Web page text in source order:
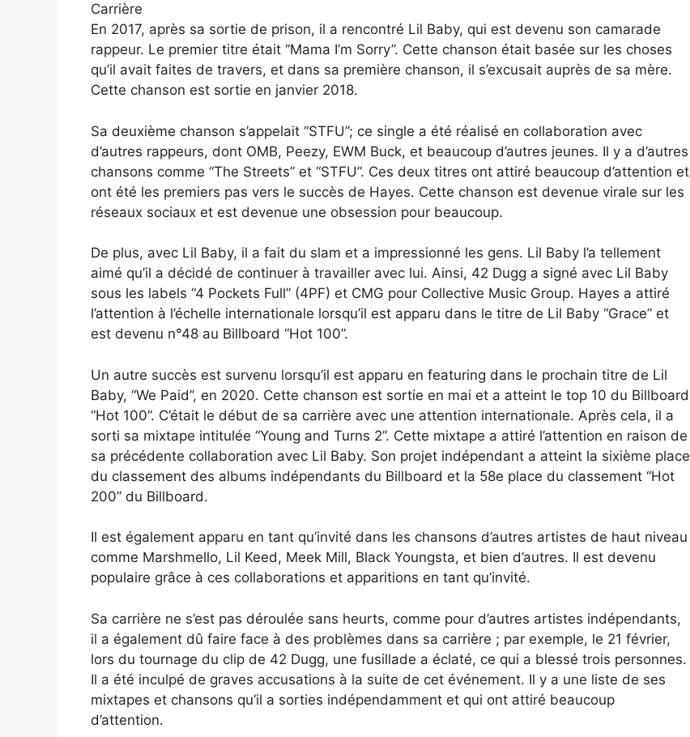
Carrière
En 2017, après sa sortie de prison, il a rencontré Lil Baby, qui est devenu son camarade
rappeur. Le premier titre était “Mama I’m Sorry”. Cette chanson était basée sur les choses
qu’il avait faites de travers, et dans sa première chanson, il s’excusait auprès de sa mère.
Cette chanson est sortie en janvier 2018.
Sa deuxième chanson s’appelait “STFU”; ce single a été réalisé en collaboration avec
d’autres rappeurs, dont OMB, Peezy, EWM Buck, et beaucoup d’autres jeunes. Il y a d’autres
chansons comme “The Streets” et “STFU”. Ces deux titres ont attiré beaucoup d’attention et
ont été les premiers pas vers le succès de Hayes. Cette chanson est devenue virale sur les
réseaux sociaux et est devenue une obsession pour beaucoup.
De plus, avec Lil Baby, il a fait du slam et a impressionné les gens. Lil Baby l’a tellement
aimé qu’il a décidé de continuer à travailler avec lui. Ainsi, 42 Dugg a signé avec Lil Baby
sous les labels “4 Pockets Full” (4PF) et CMG pour Collective Music Group. Hayes a attiré
l’attention à l’échelle internationale lorsqu’il est apparu dans le titre de Lil Baby “Grace” et
est devenu n°48 au Billboard “Hot 100”.
Un autre succès est survenu lorsqu’il est apparu en featuring dans le prochain titre de Lil
Baby, “We Paid”, en 2020. Cette chanson est sortie en mai et a atteint le top 10 du Billboard
“Hot 100”. C’était le début de sa carrière avec une attention internationale. Après cela, il a
sorti sa mixtape intitulée “Young and Turns 2”. Cette mixtape a attiré l’attention en raison de
sa précédente collaboration avec Lil Baby. Son projet indépendant a atteint la sixième place
du classement des albums indépendants du Billboard et la 58e place du classement “Hot
200” du Billboard.
Il est également apparu en tant qu’invité dans les chansons d’autres artistes de haut niveau
comme Marshmello, Lil Keed, Meek Mill, Black Youngsta, et bien d’autres. Il est devenu
populaire grâce à ces collaborations et apparitions en tant qu’invité.
Sa carrière ne s’est pas déroulée sans heurts, comme pour d’autres artistes indépendants,
il a également dû faire face à des problèmes dans sa carrière ; par exemple, le 21 février,
lors du tournage du clip de 42 Dugg, une fusillade a éclaté, ce qui a blessé trois personnes.
Il a été inculpé de graves accusations à la suite de cet événement. Il y a une liste de ses
mixtapes et chansons qu’il a sorties indépendamment et qui ont attiré beaucoup
d’attention.